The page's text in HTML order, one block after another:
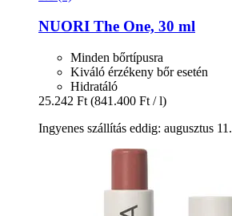
NUORI The One, 30 ml
Minden bőrtípusra
Kiváló érzékeny bőr esetén
Hidratáló
25.242 Ft (841.400 Ft / l)
Ingyenes szállítás eddig: augusztus 11.